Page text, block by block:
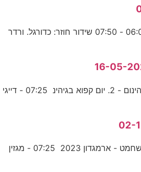
ורדר ברמן - וולפסבורג 06:00 - 07:50 שידור חוזר: כדורגל. ורדר
06:37 - אוטוסטראדה לגיהינום - 2. יום קפוא בגיהינ 07:25 - דייגי
06:00 - אליפות העולם בשחמט - ארמגדון 2023 07:25 - מגזין